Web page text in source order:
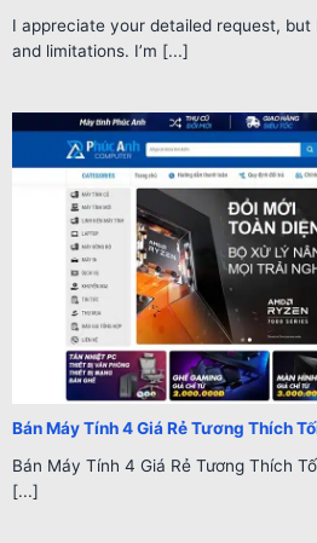
I appreciate your detailed request,
and limitations. I’m [...]
Bán Máy Tính 4 Giá Rẻ Tương Thích
Bán Máy Tính 4 Giá Rẻ Tương Thích
[...]